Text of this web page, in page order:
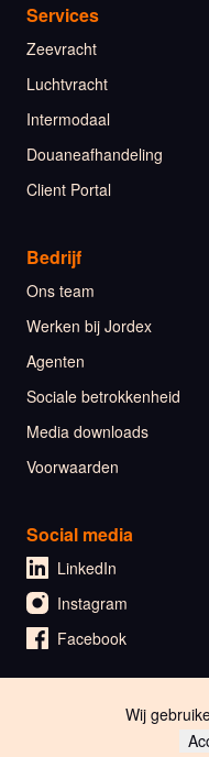
Services
Zeevracht
Luchtvracht
Intermodaal
Douaneafhandeling
Client Portal
Bedrijf
Ons team
Werken bij Jordex
Agenten
Sociale betrokkenheid
Media downloads
Voorwaarden
Social media
LinkedIn
Instagram
Facebook
🇬🇧 English
Wij